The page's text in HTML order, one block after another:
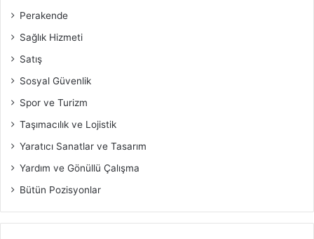
Perakende
Sağlık Hizmeti
Satış
Sosyal Güvenlik
Spor ve Turizm
Taşımacılık ve Lojistik
Yaratıcı Sanatlar ve Tasarım
Yardım ve Gönüllü Çalışma
Bütün Pozisyonlar